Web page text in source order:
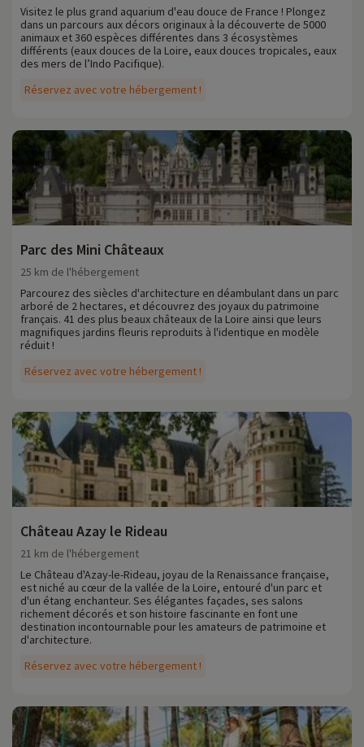
Réservez avec votre hébergement !
Visitez le plus grand aquarium d'eau douce de France ! Plongez
dans un parcours aux décors originaux à la découverte de 5000
animaux et 360 espèces différentes dans 3 écosystèmes
différents (eaux douces de la Loire, eaux douces tropicales, eaux
des mers de l’Indo Pacifique).
Parc des Mini Châteaux
Réservez avec votre hébergement !
25 km de l'hébergement
Parcourez des siècles d'architecture en déambulant dans un parc
arboré de 2 hectares, et découvrez des joyaux du patrimoine
français. 41 des plus beaux châteaux de la Loire ainsi que leurs
magnifiques jardins fleuris reproduits à l'identique en modèle
réduit !
Château Azay le Rideau
Réservez avec votre hébergement !
21 km de l'hébergement
Le Château d'Azay-le-Rideau, joyau de la Renaissance française,
est niché au cœur de la vallée de la Loire, entouré d'un parc et
d'un étang enchanteur. Ses élégantes façades, ses salons
richement décorés et son histoire fascinante en font une
destination incontournable pour les amateurs de patrimoine et
d'architecture.